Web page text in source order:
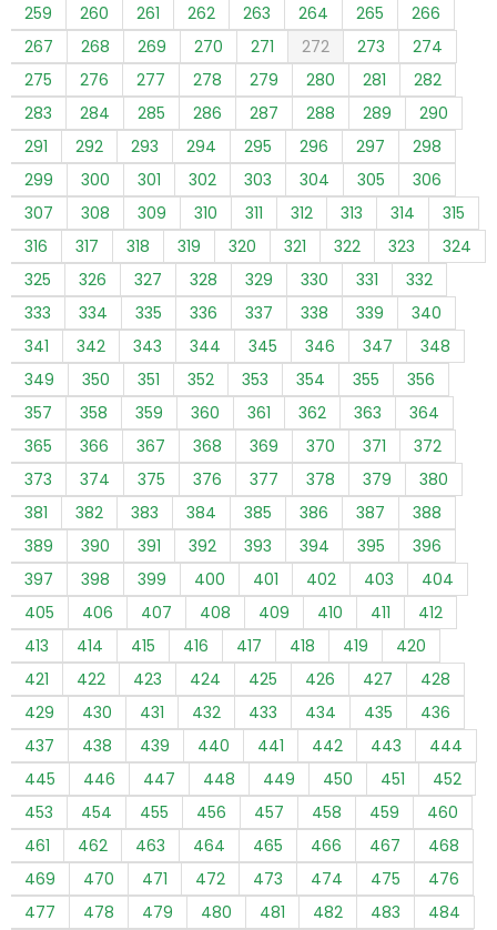
259
260 261 262 263 264 265
266
267
268 269 270 271 272 273
274
275
276 277 278 279 280 281
282
283
284 285 286 287 288 289
290
291
292 293 294 295 296 297
298
299
300 301 302 303 304 305
306
307
308 309 310 311 312 313 314
315
316
317 318 319 320 321 322 323
324
325
326 327 328 329 330 331
332
333
334 335 336 337 338 339
340
341
342 343 344 345 346 347
348
349
350 351 352 353 354 355
356
357
358 359 360 361 362 363
364
365
366 367 368 369 370 371
372
373
374 375 376 377 378 379
380
381
382 383 384 385 386 387
388
389
390 391 392 393 394 395
396
397
398 399 400 401 402 403
404
405
406 407 408 409 410 411
412
413
414 415 416 417 418 419
420
421
422 423 424 425 426 427
428
429
430 431 432 433 434 435
436
437
438 439 440 441 442 443
444
445
446 447 448 449 450 451
452
453
454 455 456 457 458 459
460
461
462 463 464 465 466 467
468
469
470 471 472 473 474 475
476
477
478 479 480 481 482 483
484